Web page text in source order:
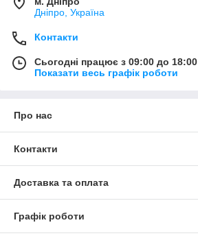
Дніпро, Україна
Контакти
Сьогодні працює з 09:00 до 18:00
Показати весь графік роботи
Про нас
Контакти
Доставка та оплата
Графік роботи